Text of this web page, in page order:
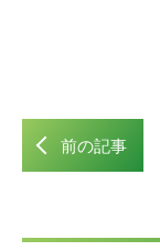
前の記事